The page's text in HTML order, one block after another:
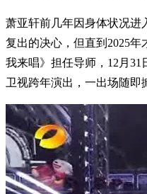
萧亚轩前几年因身体状况进
复出的决心，但直到2025
我来唱》担任导师，12月
卫视跨年演出，一出场随即